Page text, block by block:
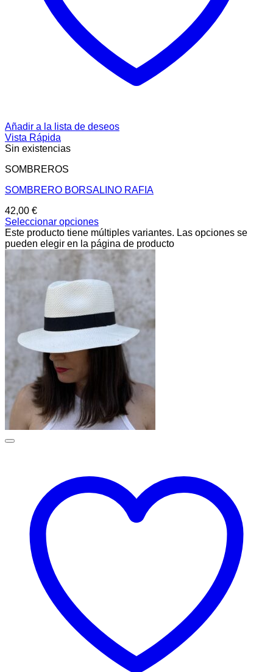
Añadir a la lista de deseos
Vista Rápida
Sin existencias
SOMBREROS
SOMBRERO BORSALINO RAFIA
42,00 €
Seleccionar opciones
Este producto tiene múltiples variantes. Las opciones se
pueden elegir en la página de producto